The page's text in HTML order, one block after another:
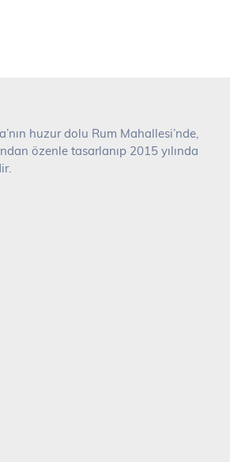
huzur dolu Rum Mahallesi’nde,
özenle tasarlanıp 2015 yılında